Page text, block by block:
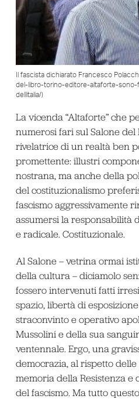
Il fascista dichiarato Francesco
del-libro-torino-editore-altaforte-
dellitalia/)
La vicenda “Altaforte” che
numerosi fari sul Salone
rivelatrice di un realtà ben
promettente: illustri
nostrana, ma anche della
del costituzionalismo
fascismo aggressivamente
assumersi la responsabilità
e radicale. Costituzionale.
Al Salone – vetrina ormai
della cultura – diciamolo
fossero intervenuti fatti
spazio, libertà di
straconvinto e operativo
Mussolini e della sua
ventennale. Ergo, una
democrazia, al rispetto delle
memoria della Resistenza e
del fascismo. Ma tutto